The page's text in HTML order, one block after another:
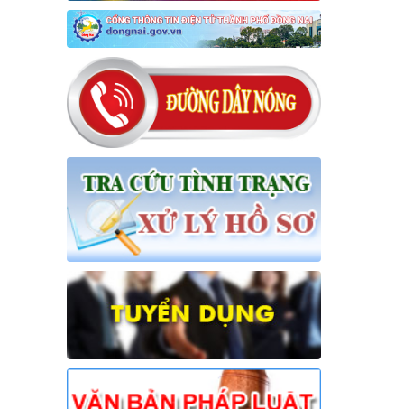
bầu Chủ tịch Hội đồng nhân dân xã
Hưng Thịnh khóa VII, nhiệm kỳ 2026-
2031
Thời gian đăng: 17/04/2026
lượt xem: 256 | lượt tải:51
15/NQ-HĐND
Nghị quyết về việc ban hành chương
trình hoạt động toàn khóa của Hội
đồng nhân dân xã Hưng Thịnh khóa
VII, nhiệm kỳ 2026 - 2031
Thời gian đăng: 31/07/2026
lượt xem: 19 | lượt tải:9
16/NQ-HĐND
Nghị quyết về việc đề nghị điều
chỉnh, bổ sung dự toán thu ngân
sách nhà nước, chi ngân sách địa
phương đợt 1 năm 2026 trên địa bàn
Thời gian đăng: 31/07/2026
lượt xem: 24 | lượt tải:15